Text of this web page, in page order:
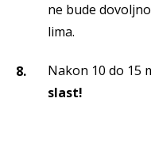
ne bude
lima.
Nakon 10 do 15
slast!